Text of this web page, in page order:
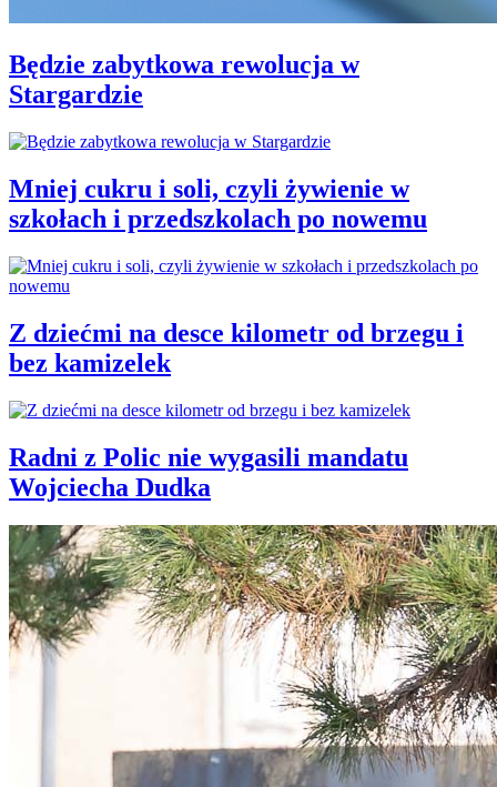
Będzie zabytkowa rewolucja w
Stargardzie
Mniej cukru i soli, czyli żywienie w
szkołach i przedszkolach po nowemu
Z dziećmi na desce kilometr od brzegu i
bez kamizelek
Radni z Polic nie wygasili mandatu
Wojciecha Dudka